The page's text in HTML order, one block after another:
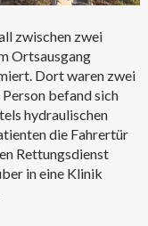
zwischen zwei
Ortsausgang
Dort waren zwei
befand sich
hydraulischen
die Fahrertür
Rettungsdienst
in eine Klinik